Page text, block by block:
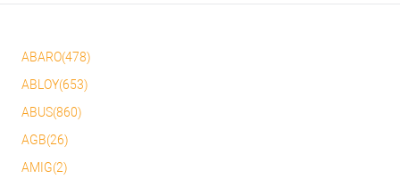
ABARO(478)
ABLOY(653)
ABUS(860)
AGB(26)
AMIG(2)